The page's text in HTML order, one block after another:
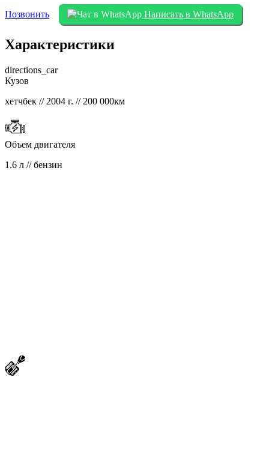
Позвонить Написать в WhatsApp
Характеристики
directions_car
Кузов
хетчбек // 2004 г. // 200 000км
Объем двигателя
1.6 л // бензин